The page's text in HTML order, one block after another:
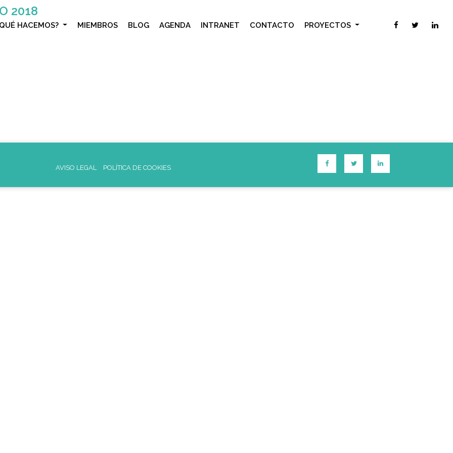
HACEMOS? MIEMBROS BLOG AGENDA INTRANET CONTACTO PROYECTOS
2018
AVISO LEGAL POLÍTICA DE COOKIES